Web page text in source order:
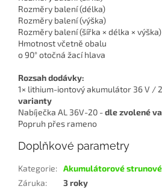
Rozměry balení (délka)
Rozměry balení (výška)
Rozměry balení (šířka × délka × výška)
Hmotnost včetně obalu
o 90° otočná žací hlava
Rozsah dodávky:
1× lithium-iontový akumulátor 36 V /
varianty
Nabíječka AL 36V-20 -dle zvolené
Popruh přes rameno
Doplňkové parametry
Kategorie: Akumulátorové
Záruka:
3 roky